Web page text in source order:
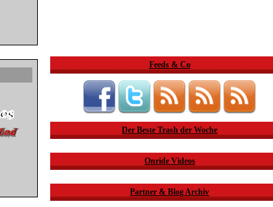
Feeds & Co
Der Beste Trash der Woche
Onride Videos
Partner & Blog Archiv